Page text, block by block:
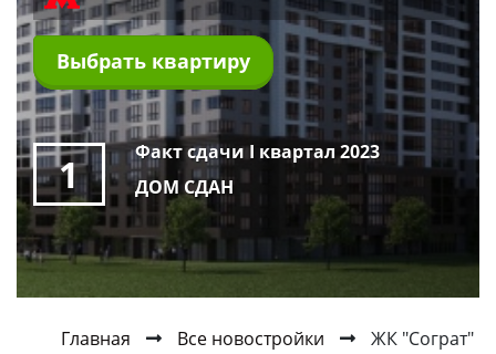
Выбрать квартиру
1
Факт сдачи I квартал 2023
ДОМ СДАН
Главная Все новостройки ЖК "Сограт"